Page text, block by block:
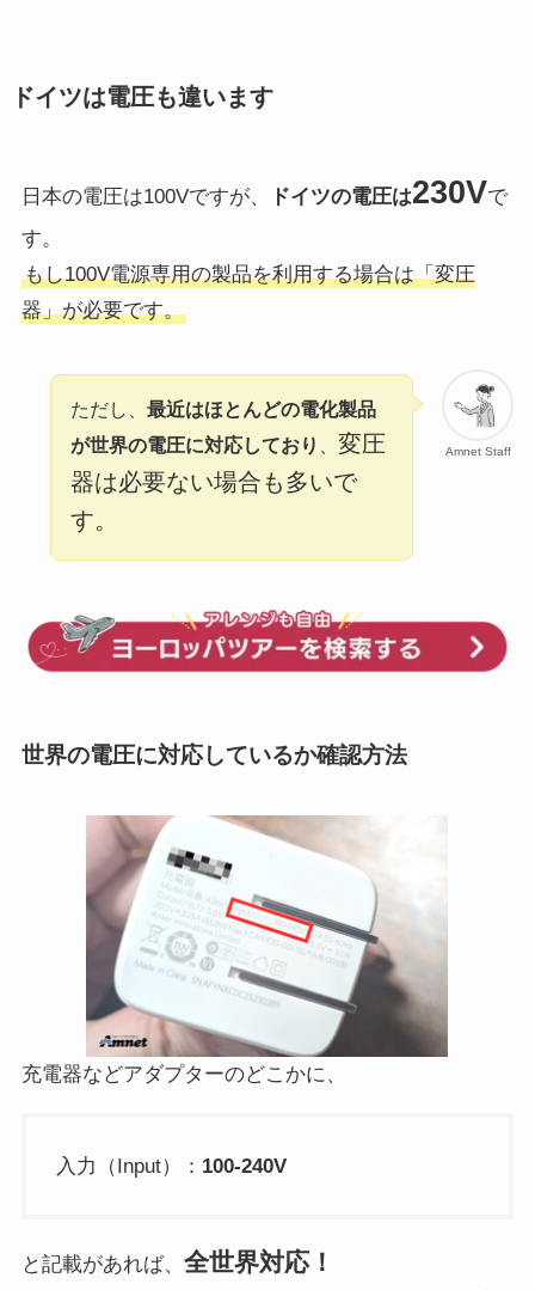
ドイツは電圧も違います
日本の電圧は100Vですが、 ドイツの電圧は230Vで
す。
もし100V電源専用の製品を利用する場合は「変圧
器」が必要です。
Amnet Staff
ただし、最近はほとんどの電化製品
が世界の電圧に対応しており
、変圧
器は必要ない場合も多いで
す。
世界の電圧に対応しているか確認方法
充電器などアダプターのどこかに、
入力（Input）： 100-240V
と記載があれば、 全世界対応！